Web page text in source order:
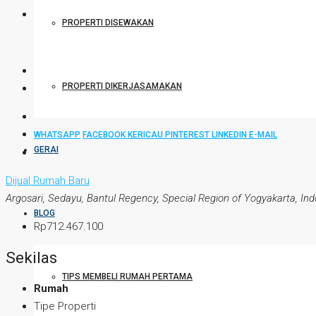
PROPERTI DISEWAKAN
PROPERTI DIKERJASAMAKAN
GERAI
BLOG
TIPS MEMBELI RUMAH PERTAMA
WHATSAPP FACEBOOK KERICAU PINTEREST LINKEDIN E-MAIL
Dijual Rumah Baru
Argosari, Sedayu, Bantul Regency, Special Region of Yogyakarta,
Rp712.467.100
Sekilas
Rumah
Tipe Properti